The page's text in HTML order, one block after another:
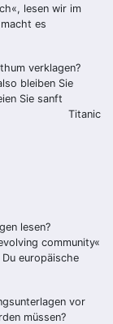
lesen wir im
es
verklagen?
bleiben Sie
Sie sanft
Titanic
lesen?
community«
europäische
vor
müssen?